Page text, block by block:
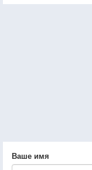
Ваше имя